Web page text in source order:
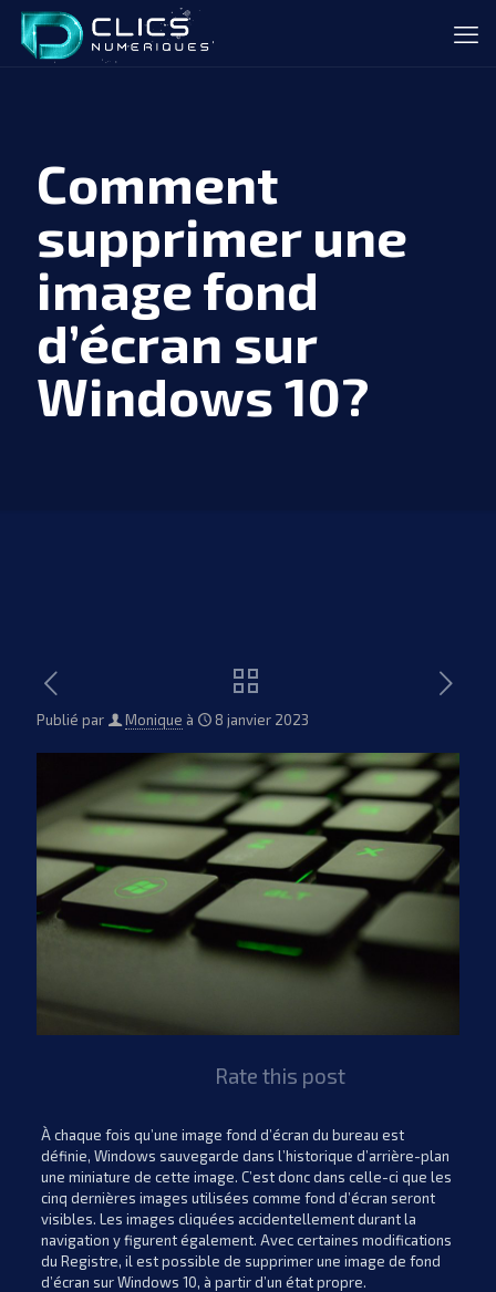
Comment
supprimer une
image fond
d’écran sur
Windows 10?
Publié par Monique à 8 janvier 2023
Rate this post
À chaque fois qu’une image fond d’écran du bureau est
définie, Windows sauvegarde dans l’historique d’arrière-plan
une miniature de cette image. C’est donc dans celle-ci que les
cinq dernières images utilisées comme fond d’écran seront
visibles. Les images cliquées accidentellement durant la
navigation y figurent également. Avec certaines modifications
du Registre, il est possible de supprimer une image de fond
d’écran sur Windows 10, à partir d’un état propre.